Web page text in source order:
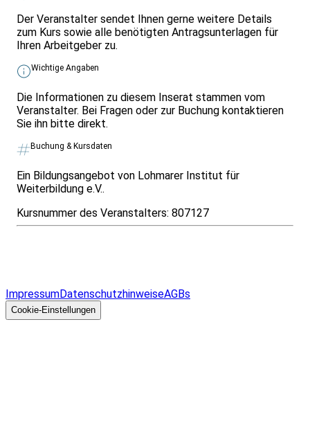
Der Veranstalter sendet Ihnen gerne weitere Details
zum Kurs sowie alle benötigten Antragsunterlagen für
Ihren Arbeitgeber zu.
Wichtige Angaben
Die Informationen zu diesem Inserat stammen vom
Veranstalter. Bei Fragen oder zur Buchung kontaktieren
Sie ihn bitte direkt.
Buchung & Kursdaten
Ein Bildungsangebot von Lohmarer Institut für
Weiterbildung e.V..
Kursnummer des Veranstalters: 807127
ImpressumDatenschutzhinweiseAGBs
Cookie-Einstellungen